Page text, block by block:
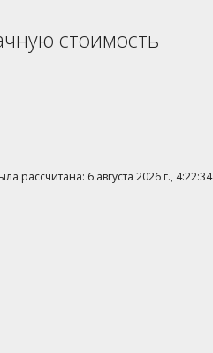
стоимость
рассчитана: 6 августа 2026 г., 4:22:34